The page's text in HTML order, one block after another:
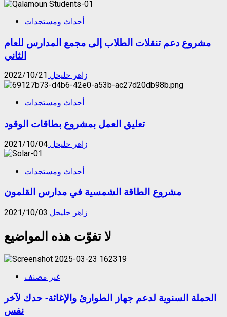
أحداث ومستجدات
مشروع دعم تنقلات الطلاب إلى مجمع المدارس للعام
الثاني
زاهر حليحل 2022/10/21
أحداث ومستجدات
تعليق العمل بمشروع بطاقات الوقود
زاهر حليحل 2021/10/04
أحداث ومستجدات
مشروع الطاقة الشمسية في مدارس القلمون
زاهر حليحل 2021/10/03
لا تفوّت هذه المواضيع
غير مصنف
الحملة السنوية لدعم جهاز الطوارئ والإغاثة- حدك لآخر
نفس